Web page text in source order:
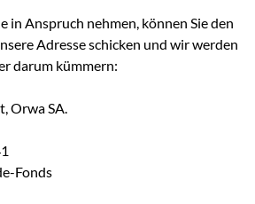
in Anspruch nehmen, können Sie den
Adresse schicken und wir werden
darum kümmern:
Orwa SA.
Fonds